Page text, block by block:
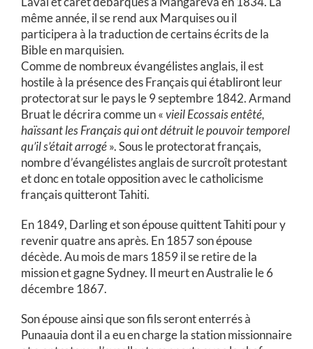
même année, il se rend aux Marquises ou il
participera à la traduction de certains écrits de la
Bible en marquisien.
Comme de nombreux évangélistes anglais, il est
hostile à la présence des Français qui établiront leur
protectorat sur le pays le 9 septembre 1842. Armand
Bruat le décrira comme un «vieil Ecossais entêté,
haïssant les Français qui ont détruit le pouvoir temporel
qu’il s’était arrogé». Sous le protectorat français,
nombre d’évangélistes anglais de surcroît protestant
et donc en totale opposition avec le catholicisme
français quitteront Tahiti.
En 1849, Darling et son épouse quittent Tahiti pour y
revenir quatre ans après. En 1857 son épouse
décède. Au mois de mars 1859 il se retire de la
mission et gagne Sydney. Il meurt en Australie le 6
décembre 1867.
Son épouse ainsi que son fils seront enterrés à
Punaauia dont il a eu en charge la station missionnaire